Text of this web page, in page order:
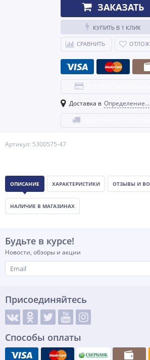
Артикул: 5300575-47
ЗАКАЗАТЬ
КУПИТЬ В 1 КЛИК
СРАВНИТЬ
Доставка в Определение...
ОПИСАНИЕ ХАРАКТЕРИСТИКИ ОТЗЫВЫ И
НАЛИЧИЕ В МАГАЗИНАХ
Будьте в курсе!
Новости, обзоры и акции
Присоединяйтесь
Способы оплаты